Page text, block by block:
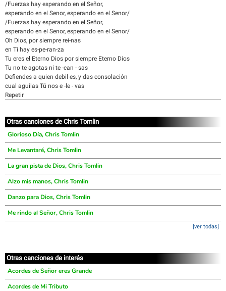
/Fuerzas hay esperando en el Señor,
esperando en el Senor, esperando en el Senor/
/Fuerzas hay esperando en el Señor,
esperando en el Senor, esperando en el Senor/
Oh Dios, por siempre rei-nas
en Ti hay es-pe-ran-za
Tu eres el Eterno Dios por siempre Eterno Dios
Tu no te agotas ni te -can - sas
Defiendes a quien debil es, y das consolación
cual aguilas Tú nos e -le - vas
Repetir
Otras canciones de Chris Tomlin
Glorioso Día, Chris Tomlin
Me Levantaré, Chris Tomlin
La gran pista de Dios, Chris Tomlin
Alzo mis manos, Chris Tomlin
Danzo para Dios, Chris Tomlin
Me rindo al Señor, Chris Tomlin
[ver todas]
Otras canciones de interés
Acordes de Señor eres Grande
Acordes de Mi Tributo